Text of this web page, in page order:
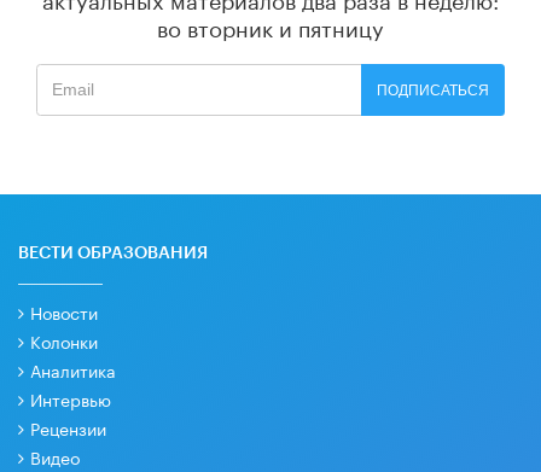
во вторник и пятницу
ПОДПИСАТЬСЯ
ВЕСТИ ОБРАЗОВАНИЯ
Новости
Колонки
Аналитика
Интервью
Рецензии
Видео